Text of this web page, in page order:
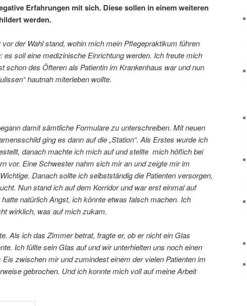
Erfahrungen mit sich. Diese sollen in einem weiteren
werden.
der Wahl stand, wohin mich mein Pflegepraktikum führen
es soll eine medizinische Einrichtung werden. Ich freute mich
schon des Öfteren als Patientin im Krankenhaus war und nun
hautnah miterleben wollte.
damit sämtliche Formulare zu unterschreiben. Mit neuen
ging es dann auf die „Station“. Als Erstes wurde ich
danach machte ich mich auf und stellte mich höflich bei
vor. Eine Schwester nahm sich mir an und zeigte mir im
Danach sollte ich selbstständig die Patienten versorgen,
Nun stand ich auf dem Korridor und war erst einmal auf
natürlich Angst, ich könnte etwas falsch machen. Ich
wirklich, was auf mich zukam.
Als ich das Zimmer betrat, fragte er, ob er nicht ein Glas
Ich füllte sein Glas auf und wir unterhielten uns noch einen
zwischen mir und zumindest einem der vielen Patienten im
gebrochen. Und ich konnte mich voll auf meine Arbeit